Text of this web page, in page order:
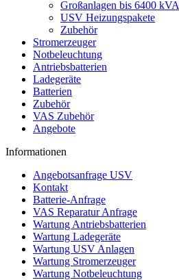
Großanlagen bis 6400 kVA
USV Heizungspakete
Zubehör
Stromerzeuger
Notbeleuchtung
Antriebsbatterien
Ladegeräte
Batterien
Zubehör
VAS Zubehör
Angebote
Informationen
Angebotsanfrage USV
Kontakt
Batterie-Anfrage
VAS Reparatur Anfrage
Wartung Antriebsbatterien
Wartung Ladegeräte
Wartung USV Anlagen
Wartung Stromerzeuger
Wartung Notbeleuchtung